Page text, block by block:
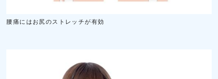
腰痛にはお尻のストレッチが有効